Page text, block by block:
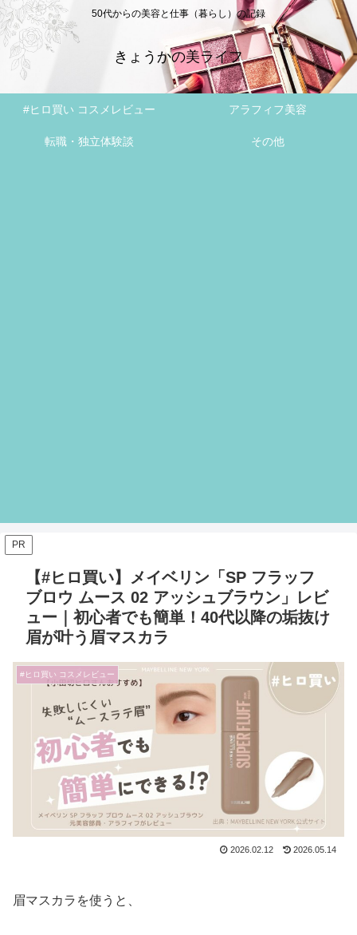
50代からの美容と仕事（暮らし）の記録
きょうかの美ライフ
#ヒロ買い コスメレビュー アラフィフ美容
転職・独立体験談 その他
PR
【#ヒロ買い】メイベリン「SP フラッフ
ブロウ ムース 02 アッシュブラウン」レビ
ュー｜初心者でも簡単！40代以降の垢抜け
眉が叶う眉マスカラ
#ヒロ買い コスメレビュー
2026.02.12 2026.05.14
眉マスカラを使うと、